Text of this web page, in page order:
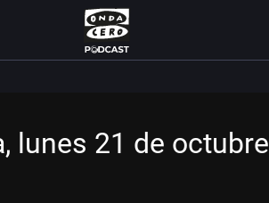
lunes 21 de octubre